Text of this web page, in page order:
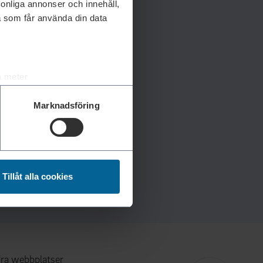
annonser och innehåll,
får använda din data
. Du kan ändra
funktioner för
information från din enhet
kombinera informationen
tjänster.
Marknadsföring
Tillåt alla cookies
webbplatser